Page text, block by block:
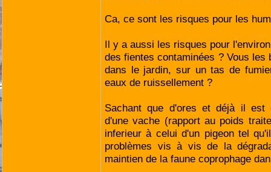
Ca, ce sont les risques pour les
Il y a aussi les risques pour
des fientes contaminées ? Vous les
dans le jardin, sur un tas de
eaux de ruissellement ?
Sachant que d'ores et déjà il est
d'une vache (rapport au poids
inferieur à celui d'un pigeon tel
problèmes vis à vis de la
maintien de la faune coprophage